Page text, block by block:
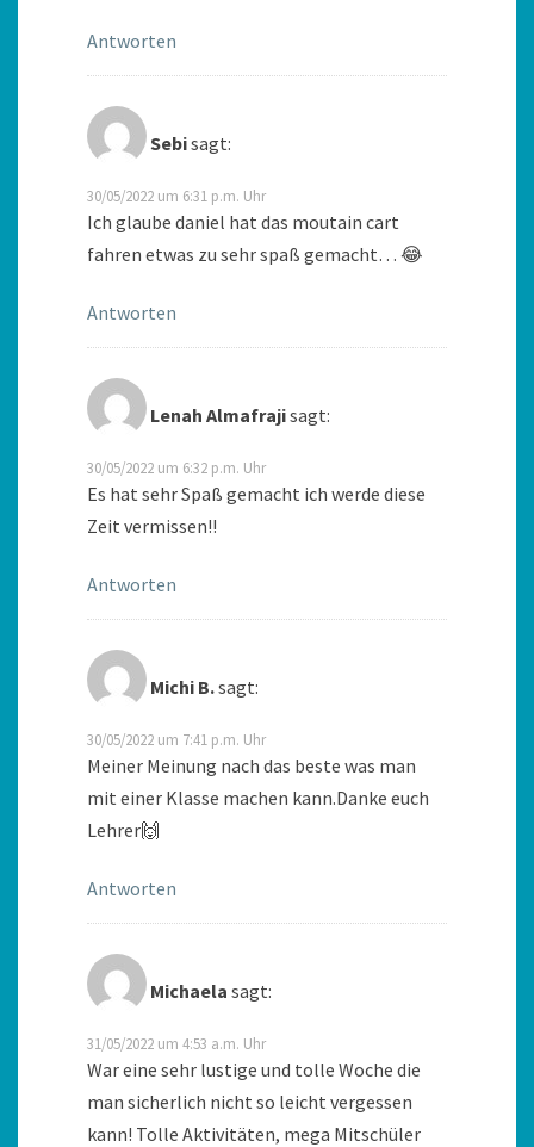
Antworten
Sebisagt:
30/05/2022 um 6:31 p.m. Uhr
Ich glaube daniel hat das moutain cart
fahren etwas zu sehr spaß gemacht… 😂
Antworten
Lenah Almafrajisagt:
30/05/2022 um 6:32 p.m. Uhr
Es hat sehr Spaß gemacht ich werde diese
Zeit vermissen!!
Antworten
Michi B.sagt:
30/05/2022 um 7:41 p.m. Uhr
Meiner Meinung nach das beste was man
mit einer Klasse machen kann.Danke euch
Lehrer🙌
Antworten
Michaela sagt:
31/05/2022 um 4:53 a.m. Uhr
War eine sehr lustige und tolle Woche die
man sicherlich nicht so leicht vergessen
kann! Tolle Aktivitäten, mega Mitschüler